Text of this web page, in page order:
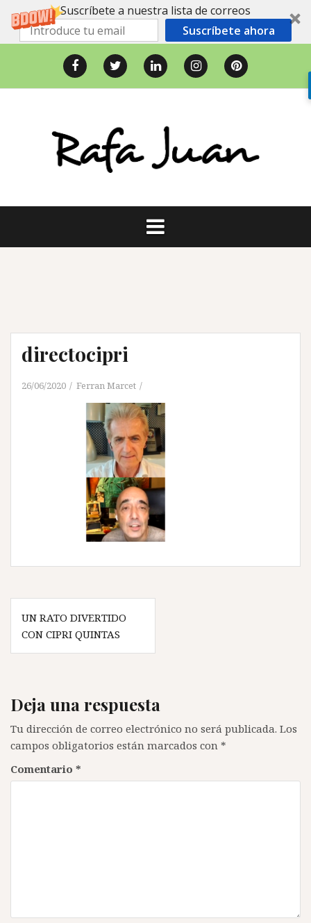
Suscríbete a nuestra lista de correos
Suscríbete ahora
contenido
FacebookTwitter LinkedInInstagramPinterest
directocipri
26/06/2020 Ferran Marcet
Navegación
de
entradas
UN RATO DIVERTIDO
CON CIPRI QUINTAS
Deja una respuesta
Tu dirección de correo electrónico no será publicada. Los
campos obligatorios están marcados con *
Comentario *